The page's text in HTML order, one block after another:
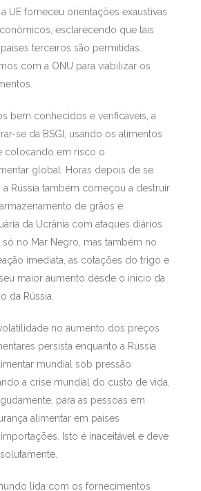
UE forneceu orientações exaustivas
esclarecendo que tais
terceiros são permitidas.
com a ONU para viabilizar os
bem conhecidos e verificáveis, a
se da BSGI, usando os alimentos
colocando em risco o
global. Horas depois de se
a Rússia também começou a destruir
de grãos e
da Ucrânia com ataques diários
no Mar Negro, mas também no
imediata, as cotações do trigo e
maior aumento desde o início da
da Rússia.
no aumento dos preços
persista enquanto a Rússia
mundial sob pressão
a crise mundial do custo de vida,
para as pessoas em
alimentar em países
Isto é inaceitável e deve
lida com os fornecimentos